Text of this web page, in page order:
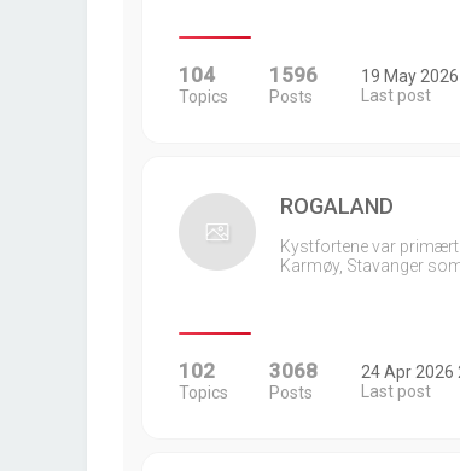
104
Topics
1596
Posts
19 May
Last post
ROGALAND
Kystfortene var
Karmøy, Stavanger som
102
Topics
3068
Posts
24 Apr 2026
Last post